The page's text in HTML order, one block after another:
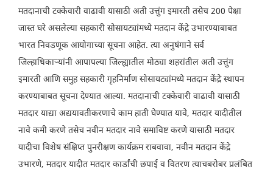
मतदानाची टक्केवारी वाढावी यासाठी अती उत्तुंग इमारती तसेच 200 पेक्षा
जास्त घरे असलेल्या सहकारी सोसायट्यांमध्ये मतदान केंद्रे उभारण्याबाबत
भारत निवडणूक आयोगाच्या सूचना आहेत. त्या अनुषंगाने सर्व
जिल्हाधिकाऱ्यांनी आपापल्या जिल्ह्यातील मोठ्या शहरांतील अती उत्तुंग
इमारती आणि समुह सहकारी गृहनिर्माण सोसायट्यांमध्ये मतदान केंद्रे स्थापन
करण्याबाबत सूचना देण्यात आल्या. मतदानाची टक्केवारी वाढावी यासाठी
मतदार याद्या अद्ययावतीकरणाचे काम हाती घेण्यात यावे, मतदार यादीतील
नावे कमी करणे तसेच नवीन मतदार नावे समाविष्ट करणे यासाठी मतदार
यादीचा विशेष संक्षिप्त पुनरीक्षण कार्यक्रम राबवावा, नवीन मतदान केंद्रे
उभारणे, मतदार यादीत मतदार कार्डांची छपाई व वितरण त्याचबरोबर प्रलंबित